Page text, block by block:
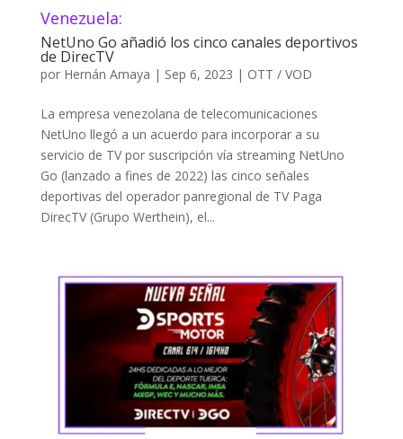
Venezuela:
NetUno Go añadió los cinco canales deportivos
de DirecTV
por Hernán Amaya | Sep 6, 2023 | OTT / VOD
La empresa venezolana de telecomunicaciones
NetUno llegó a un acuerdo para incorporar a su
servicio de TV por suscripción vía streaming NetUno
Go (lanzado a fines de 2022) las cinco señales
deportivas del operador panregional de TV Paga
DirecTV (Grupo Werthein), el...